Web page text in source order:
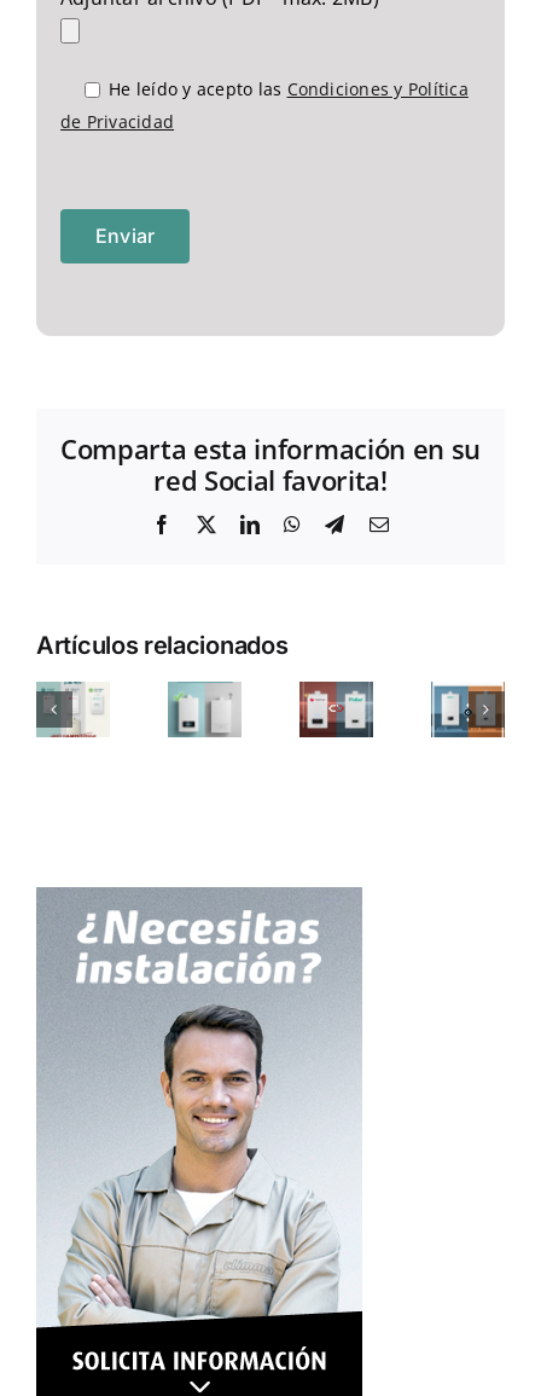
He leído y acepto las Condiciones y Política
de Privacidad
Comparta esta información en su
red Social favorita!
Facebook
X LinkedInWhatsApp
TelegramCorreo
Artículos relacionados